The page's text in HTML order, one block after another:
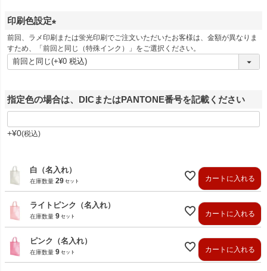
印刷色設定
(
必
須
前回、ラメ印刷または蛍光印刷でご注文いただいたお客様は、金額が異なりま
すため、「前回と同じ（特殊インク）」をご選択ください。
指定色の場合は、DICまたはPANTONE番号を記載ください
+¥0 税込
白（名入れ）
在庫数量 29 カートに入れる
ライトピンク（名入れ）
在庫数量 9 カートに入れる
ピンク（名入れ）
在庫数量 9 カートに入れる